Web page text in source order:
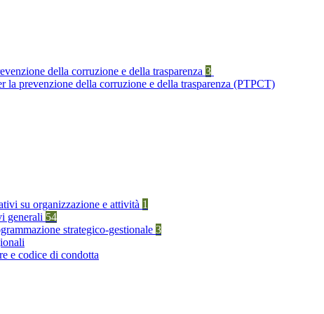
della corruzione e della trasparenza 3
la prevenzione della corruzione e della trasparenza (PTPCT)
su organizzazione e attività 1
generali 54
strategico-gestionale 3
e codice di condotta